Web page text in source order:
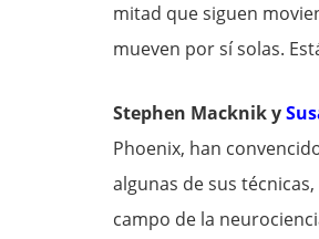
mitad que siguen
mueven por sí solas.
Stephen Macknik y
Phoenix, han
algunas de sus
campo de la